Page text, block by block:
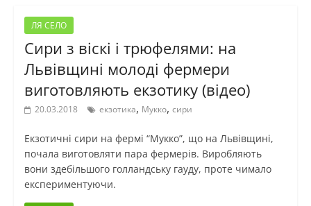
ЛЯ СЕЛО
Сири з віскі і трюфелями: на
Львівщині молоді фермери
виготовляють екзотику (відео)
20.03.2018 екзотика, Мукко, сири
Екзотичні сири на фермі “Мукко”, що на Львівщині,
почала виготовляти пара фермерів. Виробляють
вони здебільшого голландську гауду, проте чимало
експериментуючи.